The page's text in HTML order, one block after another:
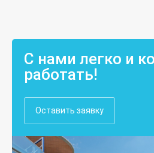
С нами легко и
работать!
Оставить заявку